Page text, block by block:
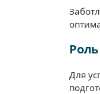
Для